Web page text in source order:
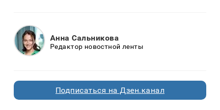
Анна Сальникова
Редактор новостной ленты
Подписаться на Дзен.канал